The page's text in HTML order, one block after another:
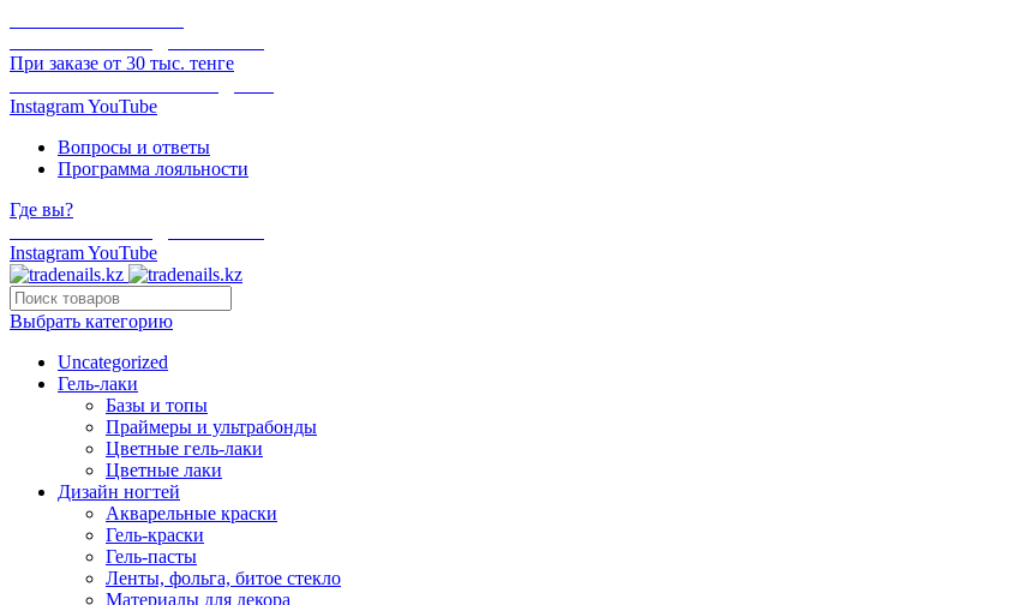
При заказе от 30 тыс. тенге
InstagramYouTube
Вопросы и ответы
Программа лояльности
Где вы?
InstagramYouTube
Выбрать категорию
Uncategorized
Гель-лаки
Базы и топы
Праймеры и ультрабонды
Цветные гель-лаки
Цветные лаки
Дизайн ногтей
Акварельные краски
Гель-краски
Гель-пасты
Ленты, фольга, битое стекло
Материалы для декора